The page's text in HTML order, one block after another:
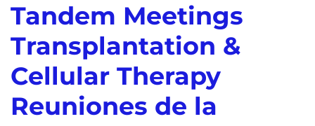
Tandem Meetings
Transplantation &
Cellular Therapy
Reuniones de la